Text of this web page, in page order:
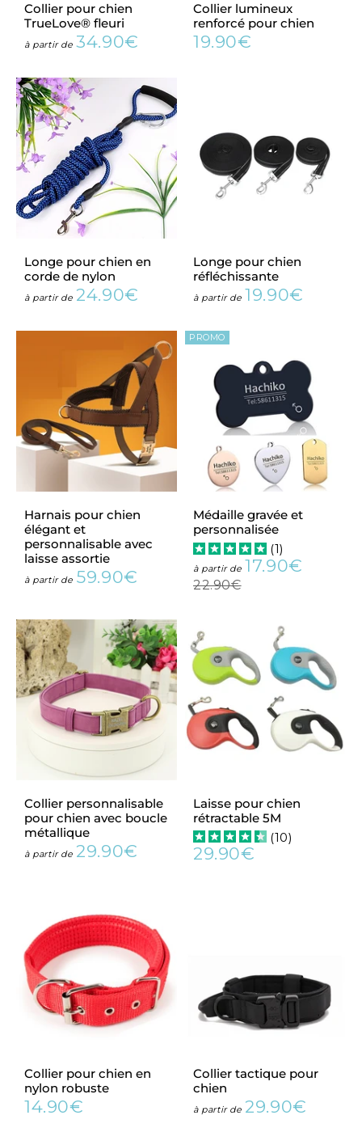
Collier pour chien
TrueLove® fleuri
à partir dePrix
34.90€
Collier lumineux
renforcé pour chien
Prix
19.90€
Longe pour chien en
corde de nylon
à partir de Prix
24.90€
Longe pour chien
réfléchissante
à partir de Prix
19.90€
Harnais pour chien
élégant et
personnalisable avec
laisse assortie
à partir de Prix
59.90€
PROMO
Médaille gravée et
personnalisée
(1)
à partir de Prix
17.90€
22.90€22.90€
Collier personnalisable
pour chien avec boucle
métallique
à partir de Prix
29.90€
Laisse pour chien
rétractable 5M
(10)
Prix
29.90€
Collier pour chien en
nylon robuste
Prix
14.90€
Collier tactique pour
chien
à partir de Prix
29.90€